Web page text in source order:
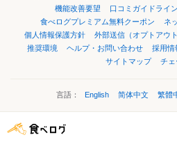
機能改善要望
口コミガイドライン
食べログプレミアム無料クーポン
ネ
個人情報保護方針
外部送信（オプトアウト
推奨環境
ヘルプ・お問い合わせ 採用情
サイトマップ
チェ
言語： English 简体中文 繁體